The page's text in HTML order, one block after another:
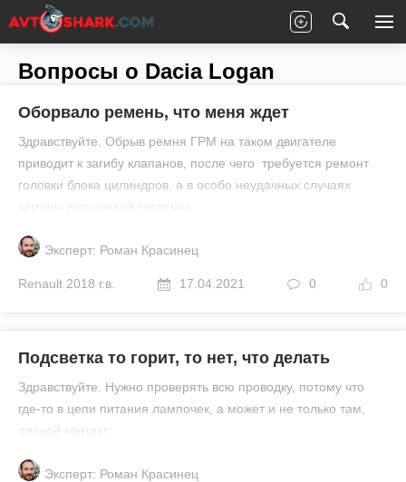
Главная Все вопросы Logan
Вопросы о Dacia Logan
Оборвало ремень, что меня ждет
Здравствуйте. Обрыв ремня ГРМ на таком двигателе
приводит к загибу клапанов, после чего требуется ремонт
головки блока цилиндров, а в особо неудачных случаях
Эксперт: Роман Красинец
Renault 2018 г.в. 17.04.2021 0 0
Подсветка то горит, то нет, что делать
Здравствуйте. Нужно проверять всю проводку, потому что
где-то в цепи питания лампочек, а может и не только там,
плохой контакт.
Эксперт: Роман Красинец